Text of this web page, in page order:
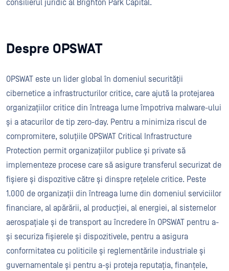
consilierul juridic al Brighton Park Capital.
Despre OPSWAT
OPSWAT este un lider global în domeniul securității
cibernetice a infrastructurilor critice, care ajută la protejarea
organizațiilor critice din întreaga lume împotriva malware-ului
și a atacurilor de tip zero-day. Pentru a minimiza riscul de
compromitere, soluțiile OPSWAT Critical Infrastructure
Protection permit organizațiilor publice și private să
implementeze procese care să asigure transferul securizat de
fișiere și dispozitive către și dinspre rețelele critice. Peste
1.000 de organizații din întreaga lume din domeniul serviciilor
financiare, al apărării, al producției, al energiei, al sistemelor
aerospațiale și de transport au încredere în OPSWAT pentru a-
și securiza fișierele și dispozitivele, pentru a asigura
conformitatea cu politicile și reglementările industriale și
guvernamentale și pentru a-și proteja reputația, finanțele,